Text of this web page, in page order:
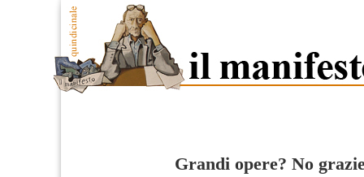
Grandi opere? No